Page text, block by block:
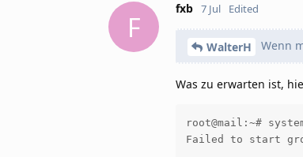
F
fxb 7 Jul Edited
WalterH Wenn
Was zu erwarten ist,
root@mail:~#
Failed to start